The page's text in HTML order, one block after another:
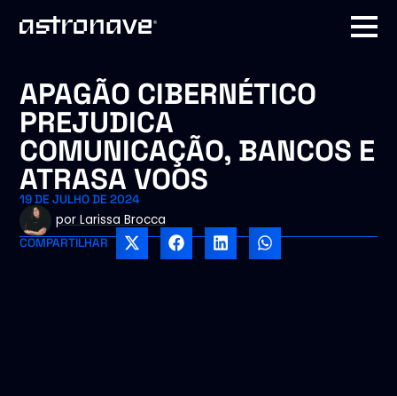
APAGÃO CIBERNÉTICO
PREJUDICA
COMUNICAÇÃO, BANCOS E
ATRASA VOOS
19 DE JULHO DE 2024
porLarissa Brocca
COMPARTILHAR